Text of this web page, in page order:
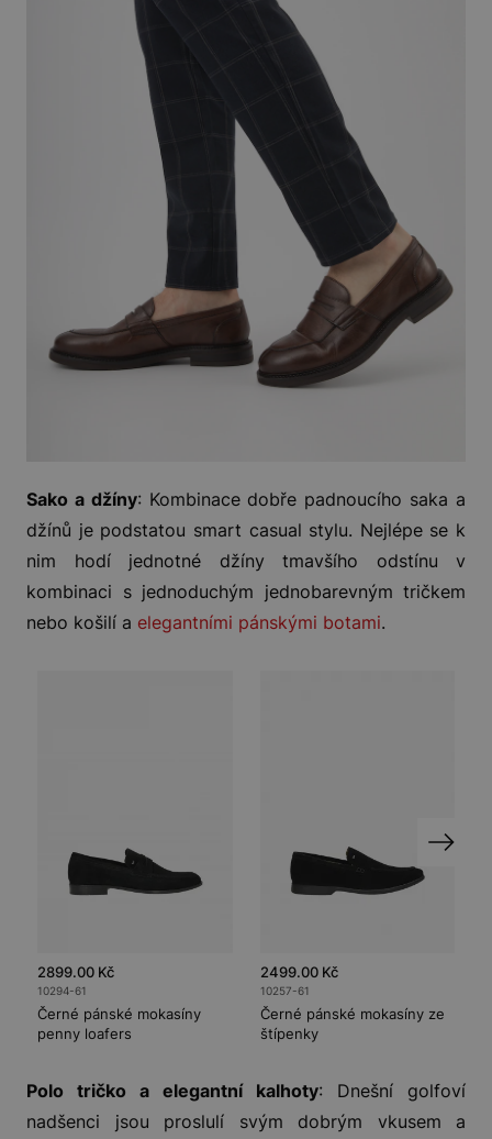
Sako a džíny: Kombinace dobře padnoucího saka a
džínů je podstatou smart casual stylu. Nejlépe se k
nim hodí jednotné džíny tmavšího odstínu v
kombinaci s jednoduchým jednobarevným tričkem
nebo košilí a elegantními pánskými botami.
2899.00 Kč
10294-61
Černé pánské mokasíny
penny loafers
2499.00 Kč
10257-61
Černé pánské mokasíny ze
štípenky
Polo tričko a elegantní kalhoty: Dnešní golfoví
nadšenci jsou proslulí svým dobrým vkusem a